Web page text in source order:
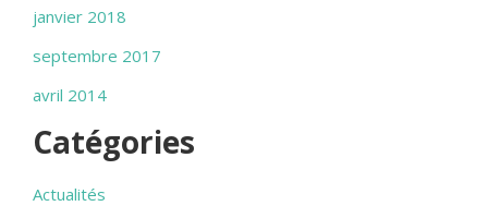
janvier 2018
septembre 2017
avril 2014
Catégories
Actualités